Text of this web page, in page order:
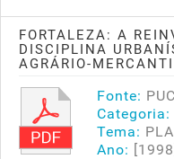
FORTALEZA: A
DISCIPLINA
AGRÁRIO-
Fonte:
Categoria:
Tema:
Ano: